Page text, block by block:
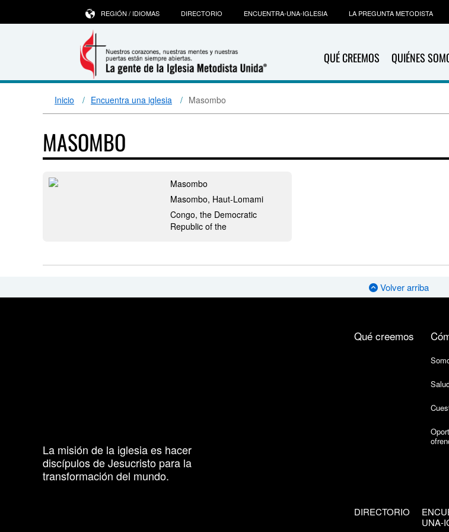
QUÉ CREEMOS QUIÉNES
REGIÓN / IDIOMAS DIRECTORIO ENCUENTRA-UNA-IGLESIA LA PREGUNTA METODISTA
Inicio Encuentra una iglesia Masombo
MASOMBO
Masombo
Masombo, Haut-Lomami
Congo, the Democratic
Republic of the
Volver arriba
La misión de la iglesia es hacer
discípulos de Jesucristo para la
transformación del mundo.
Qué creemos
DIRECTORIO
UNA-